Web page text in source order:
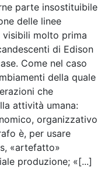
parte insostituibile
delle linee
molto prima
di Edison
Come nel caso
della quale
che
attività umana:
organizzativo
è, per usare
«artefatto»
produzione; «[...]